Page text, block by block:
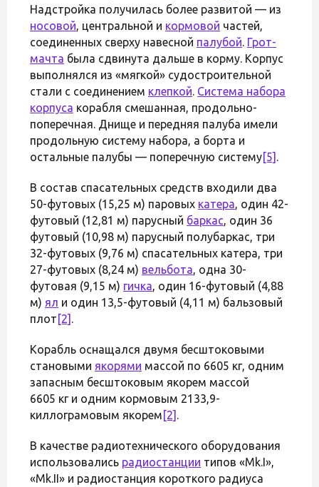
Надстройка получилась более развитой — из
носовой, центральной и кормовой частей,
соединенных сверху навесной палубой. Грот-
мачта была сдвинута дальше в корму. Корпус
выполнялся из «мягкой» судостроительной
стали с соединением клепкой. Система набора
корпуса корабля смешанная, продольно-
поперечная. Днище и передняя палуба имели
продольную систему набора, а борта и
остальные палубы — поперечную систему[5] .
В состав спасательных средств входили два
50-футовых (15,25 м) паровых катера, один 42-
футовый (12,81 м) парусный баркас, один 36
футовый (10,98 м) парусный полубаркас, три
32-футовых (9,76 м) спасательных катера, три
27-футовых (8,24 м) вельбота, одна 30-
футовая (9,15 м) гичка, один 16-футовый (4,88
м) ял и один 13,5-футовый (4,11 м) бальзовый
плот [2] .
Корабль оснащался двумя бесштоковыми
становыми якорями массой по 6605 кг, одним
запасным бесштоковым якорем массой
6605 кг и одним кормовым 2133,9-
киллограмовым якорем [2] .
В качестве радиотехнического оборудования
использовались радиостанции типов «Mk.I»,
«Mk.II» и радиостанция короткого радиуса